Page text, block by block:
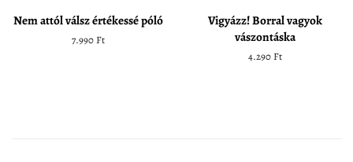
Nem attól válsz értékessé póló
Normál
7.990 Ft
Vigyázz! Borral vagyok
vászontáska
Normál
4.290 Ft